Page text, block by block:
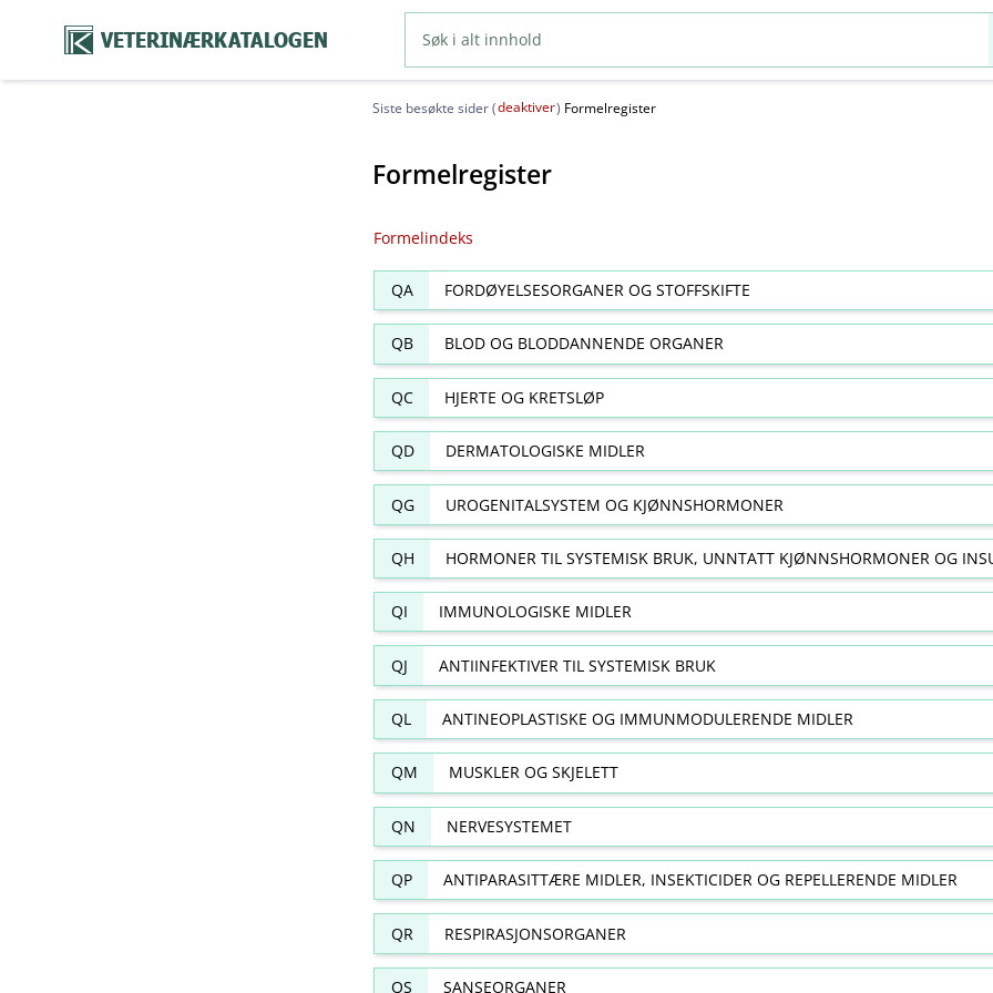
VETERINÆRKATALOGEN
Siste besøkte sider (deaktiver) Formelregister
Formelregister
Formelindeks
QA FORDØYELSESORGANER OG STOFFSKIFTE
QB BLOD OG BLODDANNENDE ORGANER
QC HJERTE OG KRETSLØP
QD DERMATOLOGISKE MIDLER
QG UROGENITALSYSTEM OG KJØNNSHORMONER
QH HORMONER TIL SYSTEMISK BRUK, UNNTATT KJØNNSHORMONER OG
QI IMMUNOLOGISKE MIDLER
QJ ANTIINFEKTIVER TIL SYSTEMISK BRUK
QL ANTINEOPLASTISKE OG IMMUNMODULERENDE MIDLER
QM MUSKLER OG SKJELETT
QN NERVESYSTEMET
QP ANTIPARASITTÆRE MIDLER, INSEKTICIDER OG REPELLERENDE MIDLER
QR RESPIRASJONSORGANER
QS SANSEORGANER